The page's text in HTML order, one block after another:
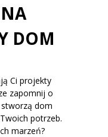
DOM
Ci projekty
zapomnij o
dom
potrzeb.
marzeń?